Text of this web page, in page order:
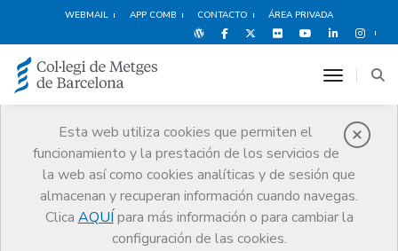
WEBMAIL APP COMB CONTACTO ÁREA PRIVADA
Esta web utiliza cookies que permiten el
funcionamiento y la prestación de los servicios de
la web así como cookies analíticas y de sesión que
almacenan y recuperan información cuando navegas.
Clica AQUÍ para más información o para cambiar la
configuración de las cookies.
toggle
Protección social
Servicios Salud y bienestar del médico
Protección social
Acogida y asesoramiento